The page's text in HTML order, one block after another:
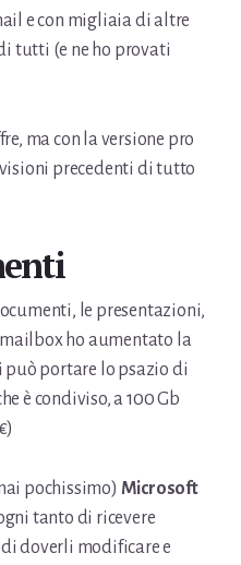
e con migliaia di altre
tutti (e ne ho provati
ma con la versione pro
precedenti di tutto
le presentazioni,
ho aumentato la
portare lo psazio di
è condiviso, a 100 Gb
pochissimo) Microsoft
tanto di ricevere
doverli modificare e